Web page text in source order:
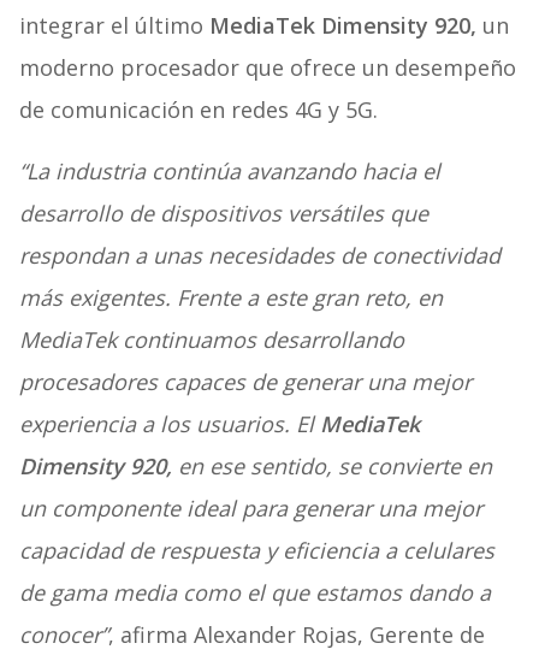
integrar el último MediaTek Dimensity 920, un
moderno procesador que ofrece un desempeño
de comunicación en redes 4G y 5G.
“La industria continúa avanzando hacia el
desarrollo de dispositivos versátiles que
respondan a unas necesidades de conectividad
más exigentes. Frente a este gran reto, en
MediaTek continuamos desarrollando
procesadores capaces de generar una mejor
experiencia a los usuarios. ElMediaTek
Dimensity 920, en ese sentido, se convierte en
un componente ideal para generar una mejor
capacidad de respuesta y eficiencia a celulares
de gama media como el que estamos dando a
conocer”, afirma Alexander Rojas, Gerente de